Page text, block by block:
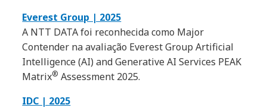
Everest Group | 2025
A NTT DATA foi reconhecida como Major
Contender na avaliação Everest Group Artificial
Intelligence (AI) and Generative AI Services PEAK
Matrix® Assessment 2025.
IDC | 2025